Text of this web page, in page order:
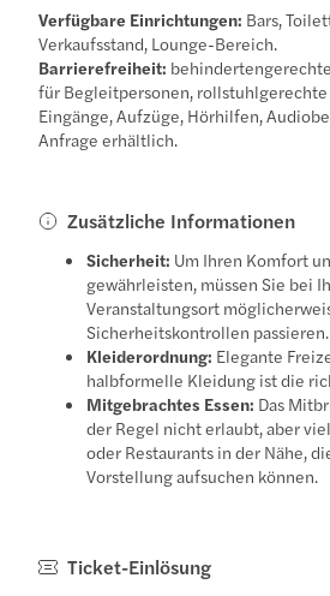
Verfügbare Einrichtungen: Bars,
Verkaufsstand, Lounge-Bereich.
Barrierefreiheit:
für Begleitpersonen,
Eingänge, Aufzüge, Hörhilfen,
Anfrage erhältlich.
Zusätzliche Informationen
Sicherheit: Um Ihren Komfort
gewährleisten, müssen Sie bei
Veranstaltungsort
Sicherheitskontrollen passieren.
Kleiderordnung: Elegante
halbformelle Kleidung ist die
Mitgebrachtes Essen: Das
der Regel nicht erlaubt, aber
oder Restaurants in der Nähe,
Vorstellung aufsuchen können.
Ticket-Einlösung